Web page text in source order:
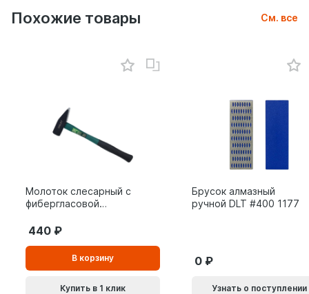
Похожие товары См. все
Молоток слесарный с
фибергласовой
кг 10180-08
440
В корзину
Купить в 1 клик
Брусок алмазный
ручной DLT #400 1177
0
Узнать о поступлении